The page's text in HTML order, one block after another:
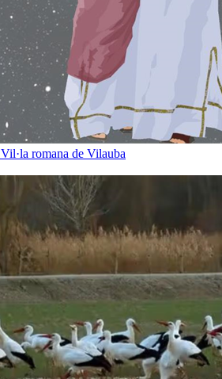
Vil·la romana de Vilauba